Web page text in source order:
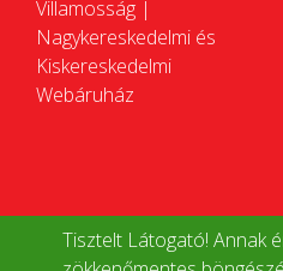
Tisztelt Látogató! Annak
Villamosság |
Nagykereskedelmi és
Kiskereskedelmi
Webáruház